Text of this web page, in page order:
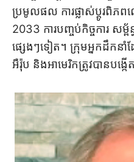
ប្រមូលផល ការផ្លាស់ប្តូរពិភ
2033 ការបញ្ចប់កិច្ចការ សម្ព័
ផ្សេងៗទៀត។ ក្រុមអ្នកដឹកន
អឺរ៉ុប និងអាមេរិកត្រូវបានបង្ក